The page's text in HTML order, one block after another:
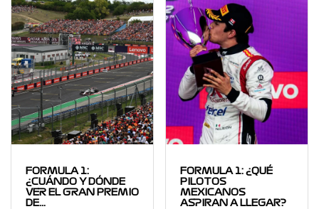
FORMULA 1:
¿CUÁNDO Y DÓNDE
VER EL GRAN PREMIO
DE…
FORMULA 1: ¿QUÉ
PILOTOS
MEXICANOS
ASPIRAN A LLEGAR?